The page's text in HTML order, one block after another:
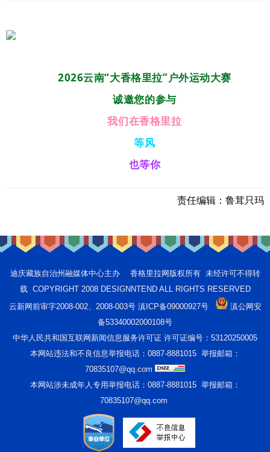
2026云南“大香格里拉”户外运动大赛
诚邀您的参与
我们在香格里拉
等风
也等你
责任编辑： 鲁茸只玛
迪庆藏族自治州融媒体中心主办 香格里拉网版权所有 未经许可不得转
载 COPYRIGHT 2008 DESIGNNTEND ALL RIGHTS RESERVED
云新网前审字2008-002、2008-003号 滇ICP备09000927号
滇公网安
备53340002000108号
中华人民共和国互联网新闻信息服务许可证 许可证编号：53120250005
本网站违法和不良信息举报电话：0887-8881015 举报邮箱：
70835107@qq.com
本网站涉未成年人专用举报电话：0887-8881015 举报邮箱：
70835107@qq.com